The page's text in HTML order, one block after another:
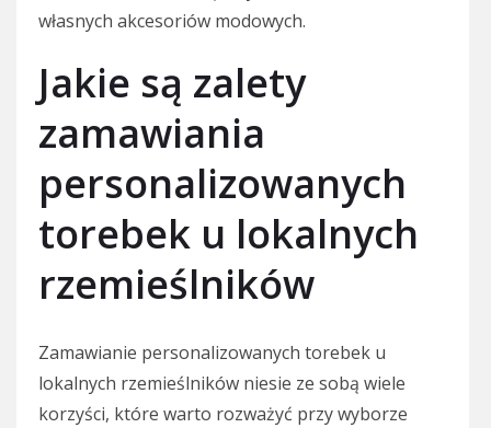
własnych akcesoriów modowych.
Jakie są zalety
zamawiania
personalizowanych
torebek u lokalnych
rzemieślników
Zamawianie personalizowanych torebek u
lokalnych rzemieślników niesie ze sobą wiele
korzyści, które warto rozważyć przy wyborze